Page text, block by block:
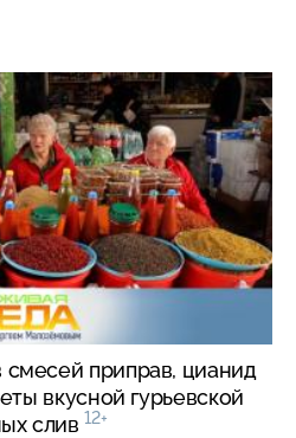
приправ, цианид
вкусной гурьевской
слив 12+